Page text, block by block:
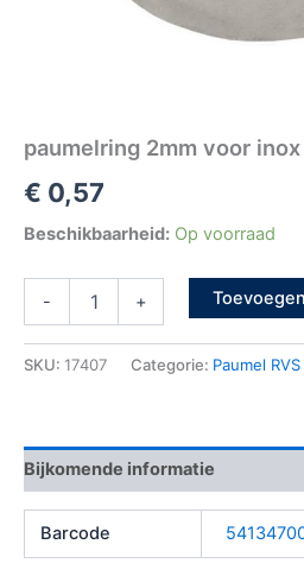
paumelring 2mm voor
€ 0,57
Beschikbaarheid: Op voorraad
- +
SKU: 17407 Categorie: Paumel RVS
Bijkomende informatie
Barcode